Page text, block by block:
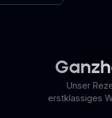
Unser
erstklassiges